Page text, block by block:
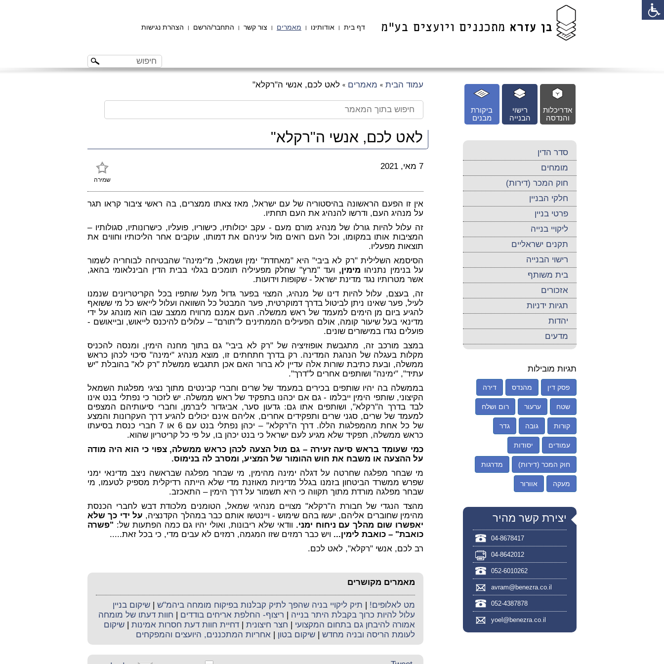
דף בית | אודותינו | מאמרים | צור קשר | התחבר/הרשם | הצהרת נגישות
עמוד הבית » מאמרים » לאט לכם, אנשי ה"רקלא"
לאט לכם, אנשי ה"רקלא"
שמירה
7 מאי, 2021
אין זו הפעם הראשונה בהיסטוריה של עם ישראל, מאז צאתו ממצרים, בה ראשי ציבור קראו תגר
על מנהיג העם, ודרשו להנהיג את העם תחתיו.
זה עלול להיות גורלו של מנהיג מורם מעם - עקב יכולותיו, כישוריו, פועליו, כישרונותיו, סגולותיו –
המציבות אותו במקומו, וכל העם רואים מול עיניהם את דמותו, עוקבים אחר הליכותיו וחווים את
תוצאות מפעליו.
הסיסמא השלילית "רק לא ביבי" היא "מאחדת" ימין ושמאל, מ"ימינה" שהבטיחה לבוחריה לשמור
על בנימין נתניהו מימין, ועד "מרץ" שחלק מפעיליה תומכים בגלוי בבית הדין הבינלאומי בהאג,
אשר מטרותיו נגד מדינת ישראל - שקופות וידועות.
זה, בעצם, עלול להיות דינו של מנהיג, המצוי בפער גדול מעל שותפיו בכל הקריטריונים שנמנו
לעיל, פער שאינו ניתן לביטול בדרך דמוקרטית, פער המבטל כל השוואה ועלול לייאש כל מי ששואף
להגיע ביום מן הימים למעמד של ראש ממשלה. העם אמנם מרוויח ממצב שבו הוא מונהג על ידי
מדינאי בעל שיעור קומה, אולם הפעילים הממתינים ל"תורם" – עלולים להיכנס לייאוש, ובייאושם -
פועלים נגדו במישורים שונים.
במצב מורכב זה, מתגבשת אופוזיציה של "רק לא ביבי" גם בתוך מחנה הימין, ומנסה להכניס
מקלות בעגלה של הנהגת המדינה. רק בדרך חתחתים זו, מוצא מנהיג "ימינה" סיכוי לכהן כראש
ממשלה, ובעת כתיבת שורות אלה עדיין לא ברור האם אכן תתגבש ממשלת "רק לא" בהובלת "יש
עתיד", "ימינה" ושותפים אחרים ל"דרך".
בממשלה בה יהיו שותפים בכירים במעמד של שרים וחברי קבינטים מתוך נציגי מפלגות השמאל
הקיצוני, שותפי הימין ייבלמו - גם אם יכהנו בתפקיד של ראש ממשלה. יש לזכור כי נפתלי בנט אינו
לבד בדרך ה"רקלא", ושותפים אתו גם: גדעון סער, אביגדור ליברמן, וחברי סיעותיהם המצפים
למעמד של שרים, סגני שרים ותפקידים אחרים, אליהם אינם יכולים להגיע דרך העקרונות והמצע
של כל אחת מהמפלגות הללו. דרך ה"רקלא" – יכהן נפתלי בנט עם 6 או 7 חברי כנסת בסיעתו
כראש ממשלה, תפקיד שלא מגיע לעם ישראל כי בנט יכהן בו, על פי כל קריטריון שהוא.
כמי שעומד בראש סיעה זעירה – גם מול הצעה לכהן כראש ממשלה, צפוי כי הוא היה מודה
על ההצעה או משבח את חוש ההומור של המציע, ומסרב לה בנימוס.
מי שבחר מפלגה שחרטה על דגלה ימינה מהימין, מי שבחר מפלגה שבראשה ניצב מדינאי ימני
שפרש ממשרד הביטחון בזמנו בגלל מדיניות מאוזנת מדי שלא הייתה רדיקלית מספיק לטעמו, מי
שבחר מפלגה מורדת מתוך תקווה כי היא תשמור על דרך הימין – התאכזב.
מהצד הנגדי של חבורת ה"רקלא" מצויים מנהיגי שמאל, הטומנים מלכודת דבש לחברי הכנסת
מהימין שחוברים אליהם, יעשו בהם שימוש - ויינטשו אותם כבר במהלך הקדנציה, על ידי כך שלא
יאפשרו שום מהלך עם ניחוח ימני. וודאי שלא ריבונות, ואולי יהיו גם כמה הפתעות של: "פשרה
כואבת" – כואבת לימין... ויש כבר רמזים שזו המגמה, רמזים לא עבים מדי, כי בכל זאת.....
רב לכם, אנשי "רקלא", לאט לכם.
מאמרים מקושרים
מט לאלופים! | תיק ליקויי בניה שהפך לתיק קבלנות בפיקוח מומחה ביהמ"ש | שיקום בניין
עלול להיות כרוך בקבלת היתר בנייה | ריצוף- החלפת אריחים בודדים | חוות דעתו של מומחה
אמורה להיבחן גם בתחום המקצועי | חצר חיצונית | דחיית חוות דעת חסרות אמינות | שיקום
לעומת הריסה ובניה מחדש | שיקום בטון | אחריות המתכננים, היועצים והמפקחים
ביקורת
מבנים
רישוי
הבנייה
אדריכלות
והנדסה
סדר הדין
מומחים
חוק המכר (דירות)
חלקי הבניין
פרטי בניין
ליקויי בנייה
תקנים ישראליים
רישוי הבנייה
בית משותף
אזכורים
תגיות ידניות
יהדות
מדעים
תגיות מובילות
פסק דין מהנדס דירה
שטח ערעור רום ושלח
קורות גובה גדר
עמודים יסודות
חוק המכר (דירות) מדרגות
מעקה אוורור
יצירת קשר מהיר
04-8678417
04-8642012
052-6010262
avram@benezra.co.il
052-4387878
yoel@benezra.co.il